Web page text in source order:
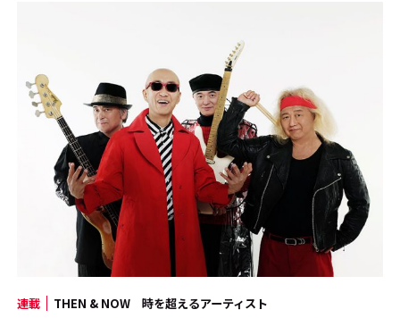
連載 THEN & NOW 時を超えるアーティスト